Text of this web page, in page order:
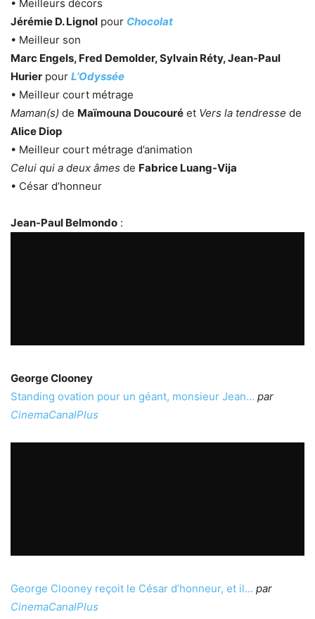
• Meilleurs décors
Jérémie D. Lignol pour Chocolat
• Meilleur son
Marc Engels, Fred Demolder, Sylvain Réty, Jean-Paul
Hurier pour L’Odyssée
• Meilleur court métrage
Maman(s) de Maïmouna Doucouré et Vers la tendresse de
Alice Diop
• Meilleur court métrage d’animation
Celui qui a deux âmes de Fabrice Luang-Vija
• César d’honneur
Jean-Paul Belmondo :
George Clooney
Standing ovation pour un géant, monsieur Jean… par
CinemaCanalPlus
George Clooney reçoit le César d’honneur, et il… par
CinemaCanalPlus